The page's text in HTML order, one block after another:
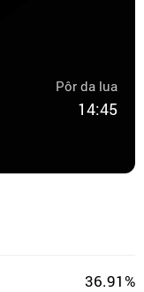
Pôr da lua
14:45
36.91%